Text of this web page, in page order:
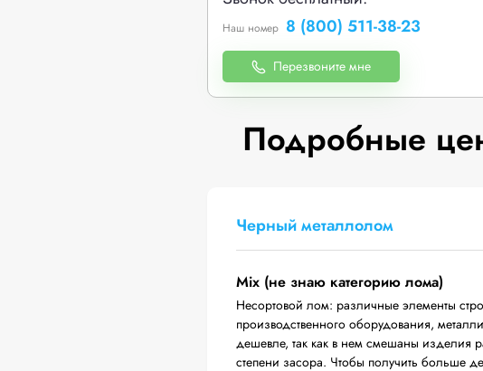
Наш номер 8 (800) 511-38-23
Перезвоните мне
Подробные
Черный металлолом
Mix (не знаю категорию лома)
Несортовой лом: различные элементы
производственного оборудования,
дешевле, так как в нем смешаны изделия
степени засора. Чтобы получить больше